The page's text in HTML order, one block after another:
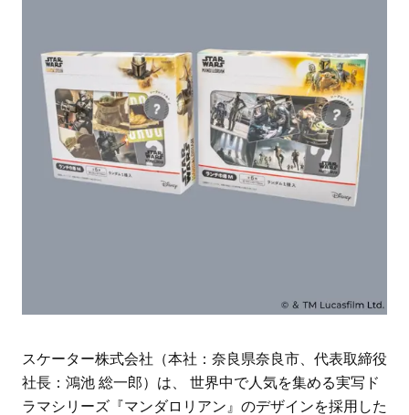
スケーター株式会社（本社：奈良県奈良市、代表取締役
社長：鴻池 総一郎）は、 世界中で人気を集める実写ド
ラマシリーズ『マンダロリアン』のデザインを採用した